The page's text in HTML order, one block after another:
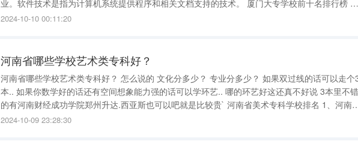
业。软件技术是指为计算机系统提供程序和相关文档支持的技术。 厦门大专学校前十名排行榜 厦
门大专学校排行榜如下： 1、厦门城市职业学院 2、 厦门海洋职业技术学院 3、厦门南洋职业学院
2024-10-10 00:11:20
河南省哪些学校艺术类专科好？
河南省哪些学校艺术类专科好？ 怎么说的 文化分多少？ 专业分多少？ 如果双过线的话可以走个3
本.. 如果你数学好的话还有空间想象能力强的话可以学环艺.. 哪的环艺好这还真不好说 3本里不错
的有河南财经成功学院郑州升达.西亚斯也可以吧就是比较贵` 河南省美术专科学校排名 1、河南艺
术职业学院 河南艺术职业学院是2010年经河南省政府批准，国家教育部备案的一所公办全日制高
2024-10-09 23:28:30